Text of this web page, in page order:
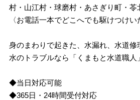
村・山江村・球磨村・あさぎり町・苓
〈お電話一本でどこへでも駆けつけい
身のまわりで起きた、水漏れ、水道修
水のトラブルなら「くまもと水道職人
◆当日対応可能
◆365日・24時間受付対応